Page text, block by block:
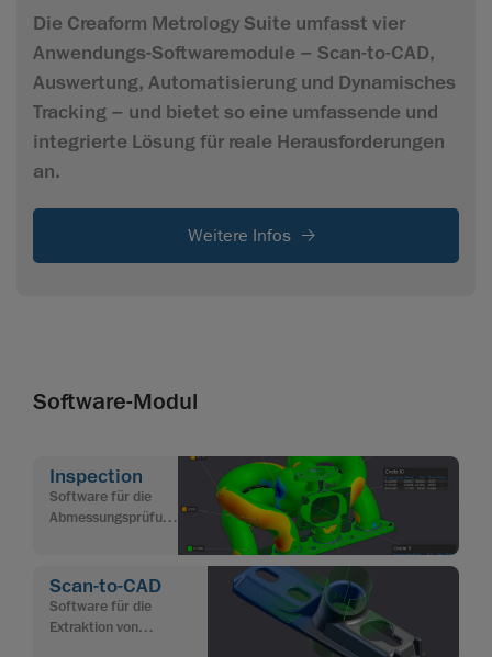
Die Creaform Metrology Suite umfasst vier
Anwendungs-Softwaremodule – Scan-to-CAD,
Auswertung, Automatisierung und Dynamisches
Tracking – und bietet so eine umfassende und
integrierte Lösung für reale Herausforderungen
an.
Weitere Infos
Software-Modul
Inspection
Software für die
Abmessungsprüfung
Scan-to-CAD
Software für die
Extraktion von